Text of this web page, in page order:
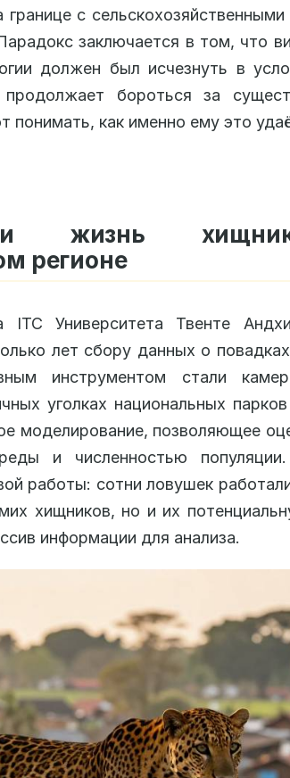
границе с
заключается в том, что
должен был исчезнуть в
продолжает бороться за
понимать, как именно ему это
жизнь
регионе
ITC Университета Твенте
лет сбору данных о повадках
инструментом стали
уголках национальных
моделирование, позволяющее
и численностью
работы: сотни ловушек
хищников, но и их
информации для анализа.